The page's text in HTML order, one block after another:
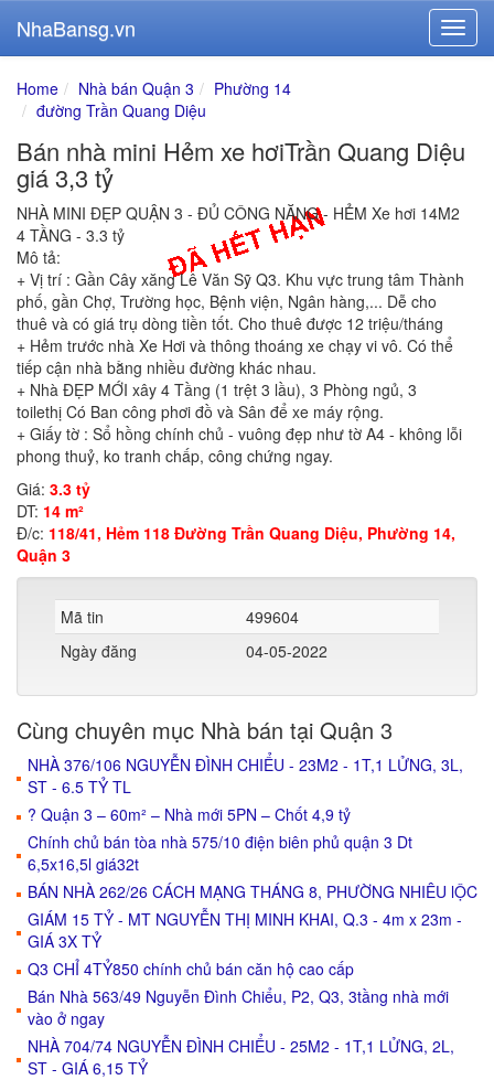
NhaBansg.vn
Home Nhà bán Quận 3
Phường 14
đường Trần Quang Diệu
Bán nhà mini Hẻm xe hơiTrần Quang Diệu
giá 3,3 tỷ
NHÀ MINI ĐẸP QUẬN 3 - ĐỦ CÔNG NĂNG - HẺM Xe hơi 14M2
4 TẦNG - 3.3 tỷ
Mô tả:
+ Vị trí : Gần Cây xăng Lê Văn Sỹ Q3. Khu vực trung tâm Thành
phố, gần Chợ, Trường học, Bệnh viện, Ngân hàng,... Dễ cho
thuê và có giá trụ dòng tiền tốt. Cho thuê được 12 triệu/tháng
+ Hẻm trước nhà Xe Hơi và thông thoáng xe chạy vi vô. Có thể
tiếp cận nhà bằng nhiều đường khác nhau.
+ Nhà ĐẸP MỚI xây 4 Tầng (1 trệt 3 lầu), 3 Phòng ngủ, 3
toilethị Có Ban công phơi đồ và Sân để xe máy rộng.
+ Giấy tờ : Sổ hồng chính chủ - vuông đẹp như tờ A4 - không lỗi
phong thuỷ, ko tranh chấp, công chứng ngay.
Giá: 3.3 tỷ
DT: 14 m²
Đ/c: 118/41, Hẻm 118 Đường Trần Quang Diệu, Phường 14,
Quận 3
Mã tin
499604
Ngày đăng
04-05-2022
Cùng chuyên mục Nhà bán tại Quận 3
NHÀ 376/106 NGUYỄN ĐÌNH CHIỂU - 23M2 - 1T,1 LỬNG, 3L,
ST - 6.5 TỶ TL
? Quận 3 – 60m² – Nhà mới 5PN – Chốt 4,9 tỷ
Chính chủ bán tòa nhà 575/10 điện biên phủ quận 3 Dt
6,5x16,5l giá32t
BÁN NHÀ 262/26 CÁCH MẠNG THÁNG 8, PHƯỜNG NHIÊU lỘC
GIÁM 15 TỶ - MT NGUYỄN THỊ MINH KHAI, Q.3 - 4m x 23m -
GIÁ 3X TỶ
Q3 CHỈ 4TỶ850 chính chủ bán căn hộ cao cấp
Bán Nhà 563/49 Nguyễn Đình Chiểu, P2, Q3, 3tầng nhà mới
vào ở ngay
NHÀ 704/74 NGUYỄN ĐÌNH CHIỂU - 25M2 - 1T,1 LỬNG, 2L,
ST - GIÁ 6,15 TỶ